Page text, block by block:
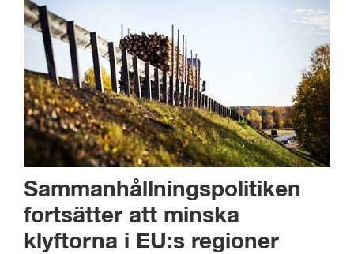
Sammanhållningspolitiken
fortsätter att minska
klyftorna i EU:s regioner